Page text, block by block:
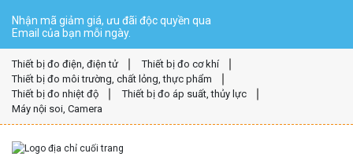
Nhận mã giảm giá, ưu đãi độc quyền qua
Email của bạn mỗi ngày.
Thiết bị đo điện, điện tử
Thiết bị đo cơ khí
Thiết bị đo môi trường, chất lỏng, thực phẩm
Thiết bị đo nhiệt độ
Thiết bị đo áp suất, thủy lực
Máy nội soi, Camera